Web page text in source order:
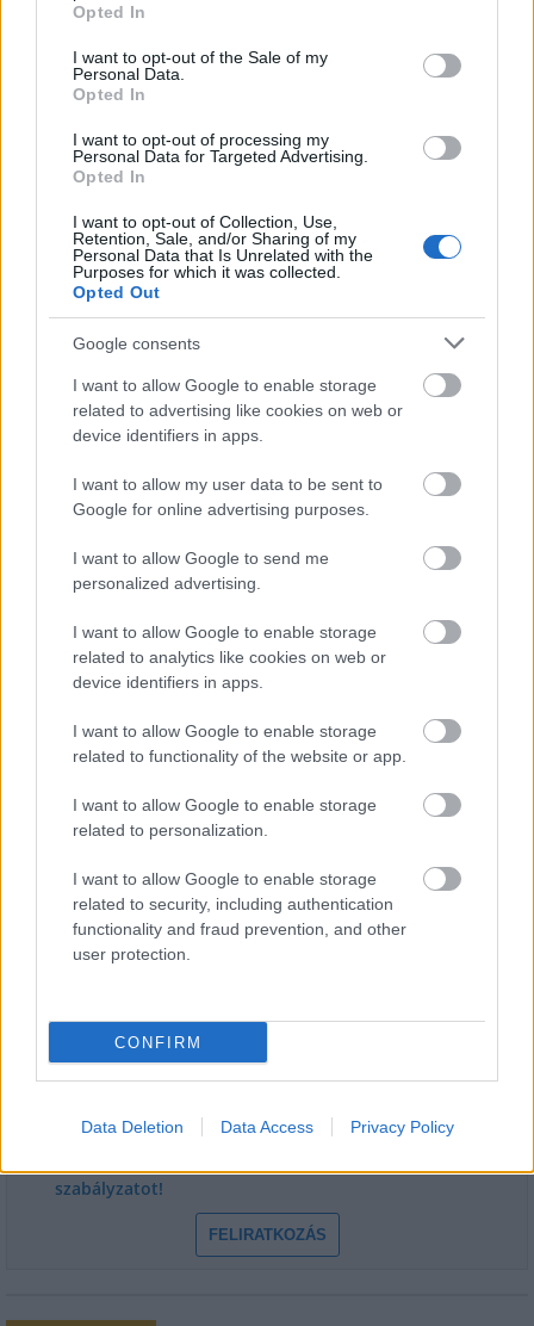
use your data for below specified purposes in below Google
consent section.
Opted In
I want to opt-out of the Sale of my
Personal Data.
Opted In
I want to opt-out of processing my
Personal Data for Targeted Advertising.
Opted In
I want to opt-out of Collection, Use,
Retention, Sale, and/or Sharing of my
Personal Data that Is Unrelated with the
Purposes for which it was collected.
Opted Out
Google consents
I want to allow Google to enable storage
related to advertising like cookies on web or
device identifiers in apps.
I want to allow my user data to be sent to
Google for online advertising purposes.
I want to allow Google to send me
personalized advertising.
I want to allow Google to enable storage
related to analytics like cookies on web or
device identifiers in apps.
I want to allow Google to enable storage
related to functionality of the website or app.
I want to allow Google to enable storage
related to personalization.
I want to allow Google to enable storage
related to security, including authentication
functionality and fraud prevention, and other
user protection.
CONFIRM
Data Deletion Data Access Privacy Policy
műemlékfelújítás műemlék restaurálás
Történelmi táj, amelynek minden köve mesél –
megújul a tatai Angolkert
A projekt részeként megújulnak a területen található
műemlékek, köztük a különleges Műromok, valamint a közeli
Várkanyarban álló Nepomuki Szent János híd és szobor is.
M1 bővítés: már zajlik a teljesen új
Bicske Kelet csomópont építése
Új gyalogosátkelők és jelzőlámpás
csomópont épül Angyalföldön
Hódmezővásárhely jó hírű református
iskoláját
Látványos építési szakasz indult be a
Flórián téri felüljárón
HÍRLEVÉL
E-mail cím
szabályzatot!
FELIRATKOZÁS